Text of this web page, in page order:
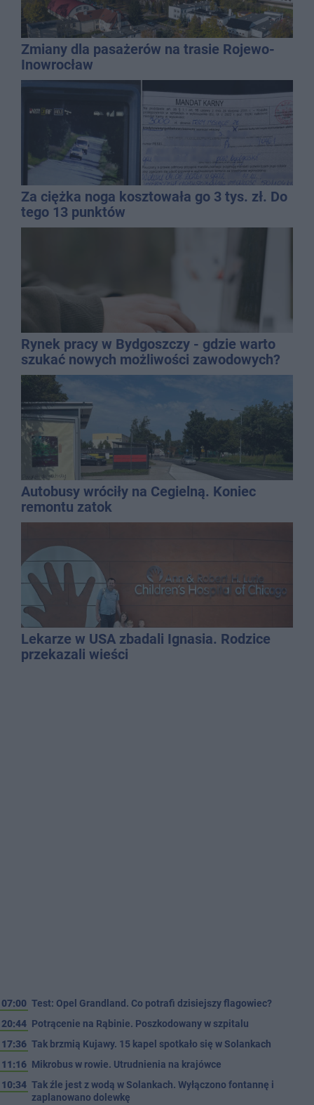
Zmiany dla pasażerów na trasie Rojewo-
Inowrocław
Za ciężka noga kosztowała go 3 tys. zł. Do
tego 13 punktów
Rynek pracy w Bydgoszczy - gdzie warto
szukać nowych możliwości zawodowych?
Autobusy wróciły na Cegielną. Koniec
remontu zatok
Lekarze w USA zbadali Ignasia. Rodzice
przekazali wieści
07:00 Test: Opel Grandland. Co potrafi dzisiejszy flagowiec?
20:44 Potrącenie na Rąbinie. Poszkodowany w szpitalu
17:36 Tak brzmią Kujawy. 15 kapel spotkało się w Solankach
11:16 Mikrobus w rowie. Utrudnienia na krajówce
10:34 Tak źle jest z wodą w Solankach. Wyłączono fontannę i
zaplanowano dolewkę